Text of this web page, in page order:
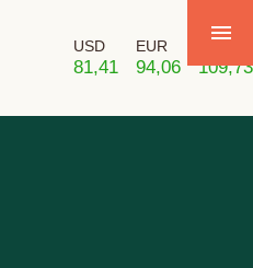
USD
81,41
EUR
94,06 109,73